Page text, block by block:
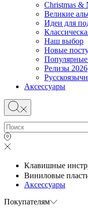
Christmas &
Великие
Идеи для
Наш выбор
Новые
Релизы 2026
Аксессуары
Клавишные
Виниловые
Аксессуары
Покупателям